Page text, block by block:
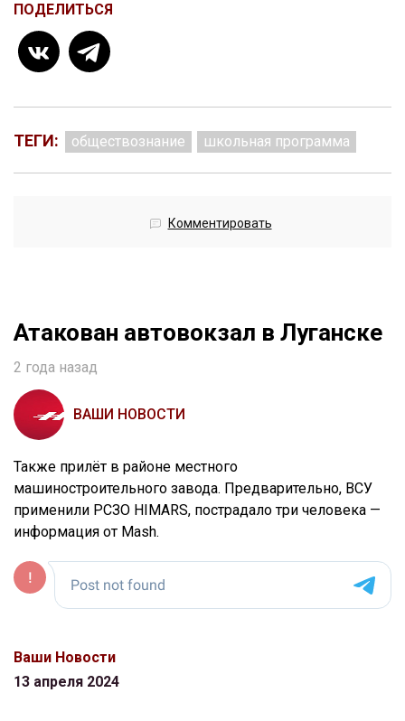
ПОДЕЛИТЬСЯ
ТЕГИ: обществознание школьная программа
Комментировать
Атакован автовокзал в Луганске
2 года назад
ВАШИ НОВОСТИ
Также прилёт в районе местного
машиностроительного завода. Предварительно, ВСУ
применили РСЗО HIMARS, пострадало три человека —
информация от Mash.
Ваши Новости
13 апреля 2024